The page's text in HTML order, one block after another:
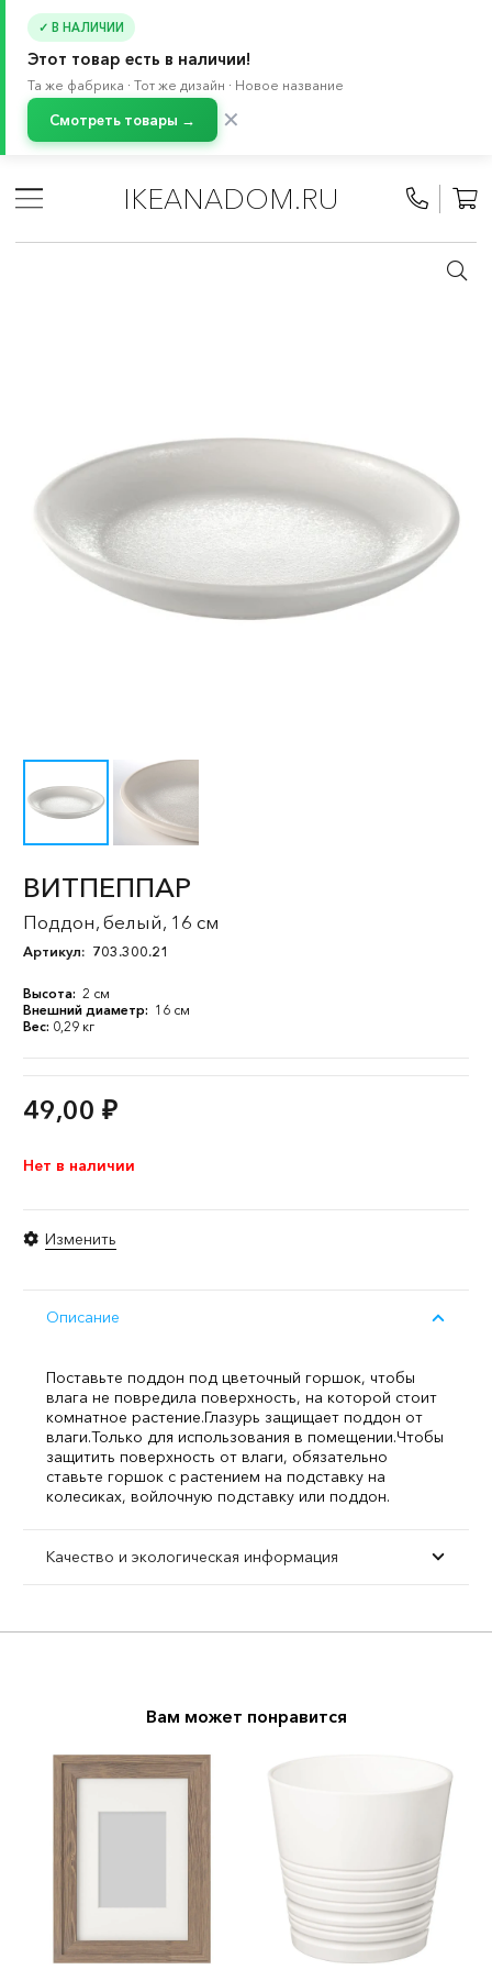
✓ В НАЛИЧИИ
Этот товар есть в наличии!
Та же фабрика · Тот же дизайн · Новое название
Смотреть товары → ✕
IKEANADOM.RU
Цветочные горшки и кашпо / Кашпо и горшки
ВИТПЕППАР
Поддон, белый, 16 см
Артикул: 703.300.21
Высота: 2 см
Внешний диаметр: 16 см
Вес: 0,29 кг
49,00 ₽
Нет в наличии
Изменить
Описание
Поставьте поддон под цветочный горшок, чтобы
влага не повредила поверхность, на которой стоит
комнатное растение.Глазурь защищает поддон от
влаги.Только для использования в помещении.Чтобы
защитить поверхность от влаги, обязательно
ставьте горшок с растением на подставку на
колесиках, войлочную подставку или поддон.
Качество и экологическая информация
Вам может понравится